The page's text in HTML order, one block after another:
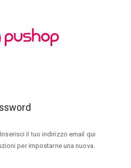
il tuo indirizzo email qui
per impostarne una nuova.